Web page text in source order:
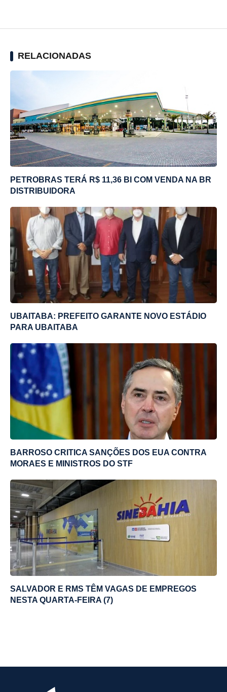
RELACIONADAS
PETROBRAS TERÁ R$ 11,36 BI COM VENDA NA BR
DISTRIBUIDORA
UBAITABA: PREFEITO GARANTE NOVO ESTÁDIO
PARA UBAITABA
BARROSO CRITICA SANÇÕES DOS EUA CONTRA
MORAES E MINISTROS DO STF
SALVADOR E RMS TÊM VAGAS DE EMPREGOS
NESTA QUARTA-FEIRA (7)